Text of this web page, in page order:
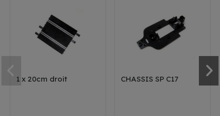
1 x 20cm droit CHASSIS SP C17